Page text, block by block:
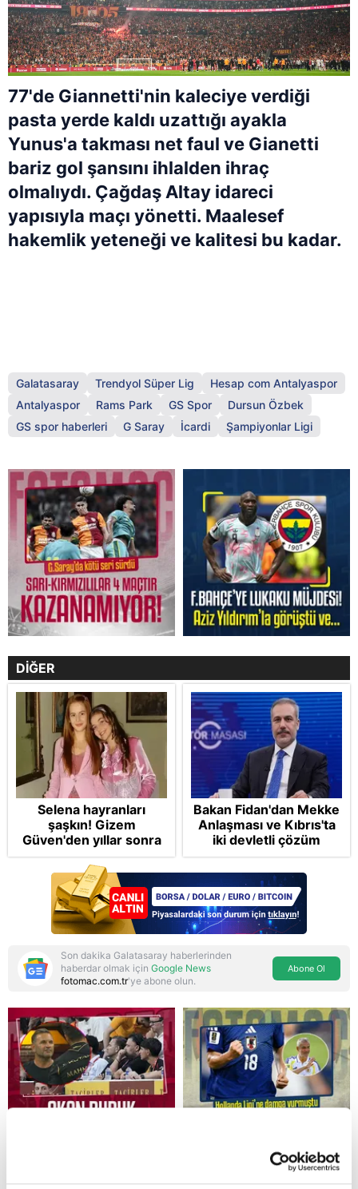
Reddet
77'de Giannetti'nin kaleciye verdiği
pasta yerde kaldı uzattığı ayakla
Yunus'a takması net faul ve Gianetti
bariz gol şansını ihlalden ihraç
olmalıydı. Çağdaş Altay idareci
yapısıyla maçı yönetti. Maalesef
hakemlik yeteneği ve kalitesi bu kadar.
Galatasaray Trendyol Süper Lig
Hesap com Antalyaspor
Antalyaspor
Rams Park GS Spor
Dursun Özbek
GS spor haberleri
G Saray İcardi Şampiyonlar Ligi
DİĞER
Selena hayranları
şaşkın! Gizem
Güven'den yıllar sonra
gelen Cansu Demirci
itirafı! "Konuşmuyoruz"
Bakan Fidan'dan Mekke
Anlaşması ve Kıbrıs'ta
iki devletli çözüm
mesajı: Bize
saldırmayan hiçbir ülke
hedefimizde değil
Son dakika Galatasaray haberlerinden
haberdar olmak için Google News
fotomac.com.tr'ye abone olun.
Abone Ol